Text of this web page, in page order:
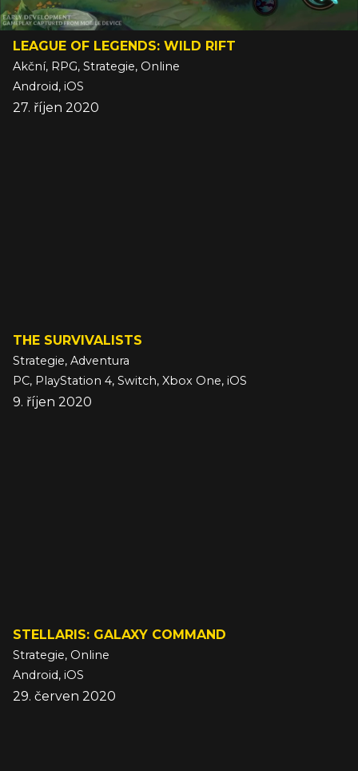
LEAGUE OF LEGENDS: WILD RIFT
Akční, RPG, Strategie, Online
Android, iOS
27. říjen 2020
THE SURVIVALISTS
Strategie, Adventura
PC, PlayStation 4, Switch, Xbox One, iOS
9. říjen 2020
STELLARIS: GALAXY COMMAND
Strategie, Online
Android, iOS
29. červen 2020